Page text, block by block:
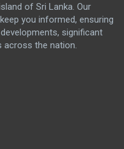
of Sri Lanka. Our
you informed, ensuring
significant
across the nation.